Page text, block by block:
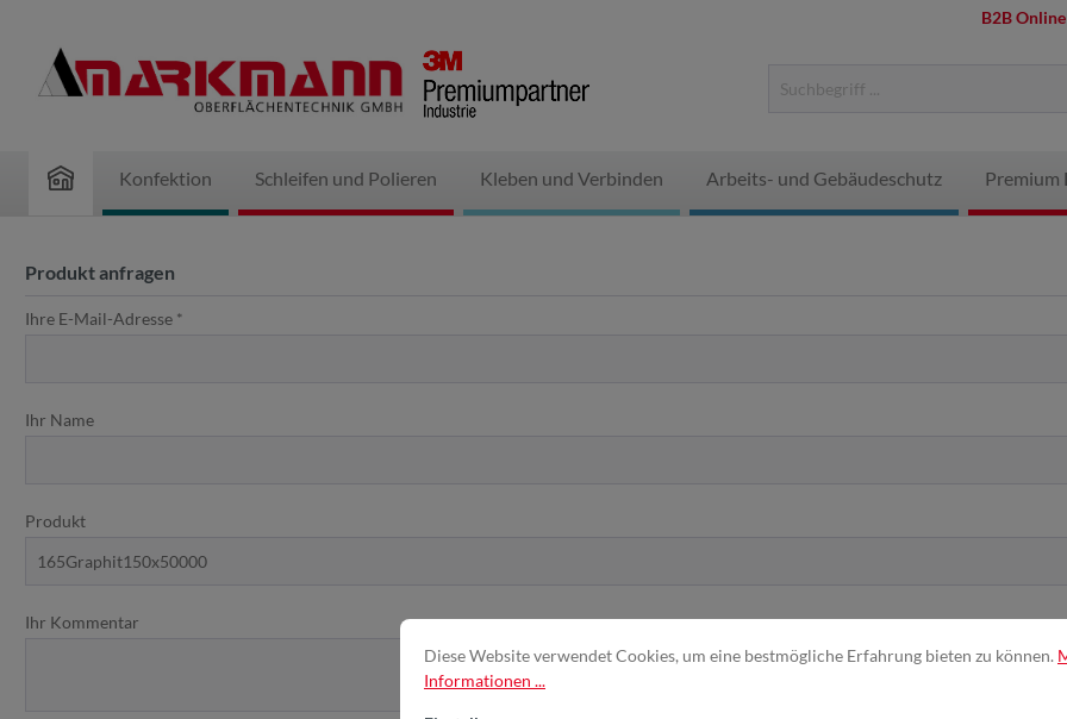
B2B
Konfektion Schleifen und Polieren Kleben und Verbinden Arbeits- und Gebäudeschutz Premium
Produkt anfragen
Ihre E-Mail-Adresse *
Ihr Name
Produkt
Ihr Kommentar
Diese Website verwendet Cookies, um eine bestmögliche Erfahrung bieten zu können.
Informationen ...